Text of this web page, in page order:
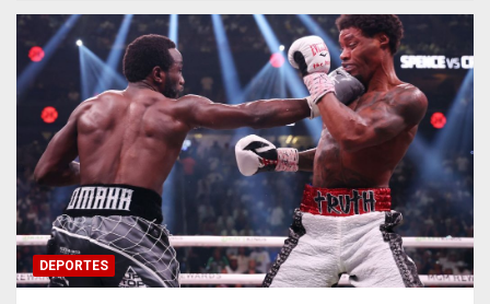
DEPORTES